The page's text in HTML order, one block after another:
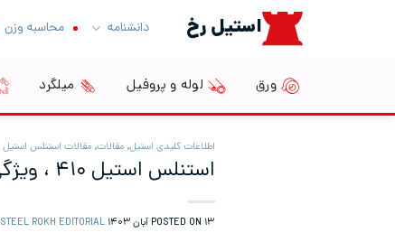
استیل رخ دانشنامه محاسبه وزن
ورق لوله و پروفیل میلگرد
اطلاعات کلیدی استیل, مقالات, مقالات استنلس استیل
استنلس استیل ۴۱۰ ، ویژگی‌های کلیدی و گریدهای آن
POSTED ON ۱۳ آبان ۱۴۰۳ BY
STEEL ROKH EDITORIAL